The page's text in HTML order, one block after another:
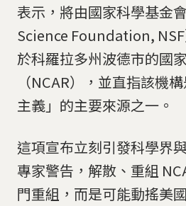
表示，將由國家科學基金
Science Foundation,
於科羅拉多州波德市的國
（NCAR），並直指該機
主義」的主要來源之一。
這項宣布立刻引發科學界
專家警告，解散、重組
門重組，而是可能動搖美